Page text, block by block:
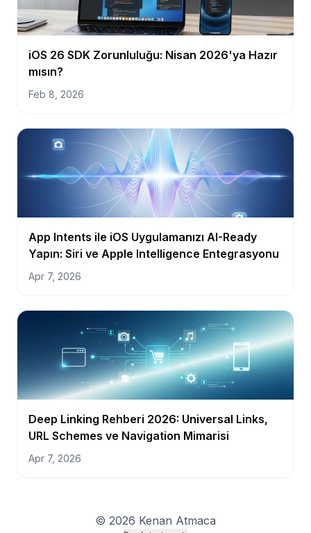
iOS 26 SDK Zorunluluğu: Nisan 2026'ya Hazır
mısın?
Feb 8, 2026
App Intents ile iOS Uygulamanızı AI-Ready
Yapın: Siri ve Apple Intelligence Entegrasyonu
Apr 7, 2026
Deep Linking Rehberi 2026: Universal Links,
URL Schemes ve Navigation Mimarisi
Apr 7, 2026
© 2026 Kenan Atmaca